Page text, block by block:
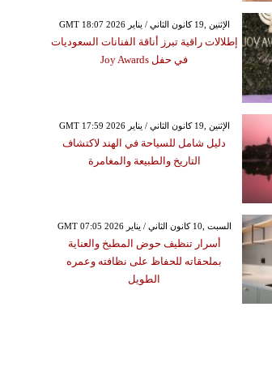
GMT 18:07 2026 الإثنين ,19 كانون الثاني / يناير
إطلالات راقية تبرز أناقة الفنانات السعوديات
في حفل Joy Awards
GMT 17:59 2026 الإثنين ,19 كانون الثاني / يناير
دليل شامل للسياحة في الهند لاكتشاف
التاريخ والطبيعة والمغامرة
GMT 07:05 2026 السبت ,10 كانون الثاني / يناير
أسرار تنظيف حوض المطبخ والعناية
بملحقاته للحفاظ على نظافته وعمره
الطويل